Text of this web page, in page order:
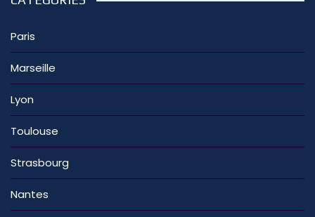
Paris
Marseille
Lyon
Toulouse
Strasbourg
Nantes